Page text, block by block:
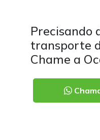
Precisando
transporte
Chame a